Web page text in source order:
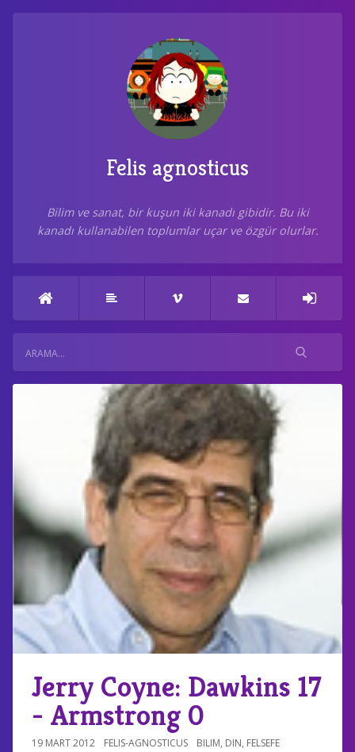
Felis agnosticus
Bilim ve sanat, bir kuşun iki kanadı gibidir. Bu iki
kanadı kullanabilen toplumlar uçar ve özgür olurlar.
Jerry Coyne: Dawkins 17
- Armstrong 0
19 MART 2012 FELIS-AGNOSTICUS BILIM, DIN, FELSEFE